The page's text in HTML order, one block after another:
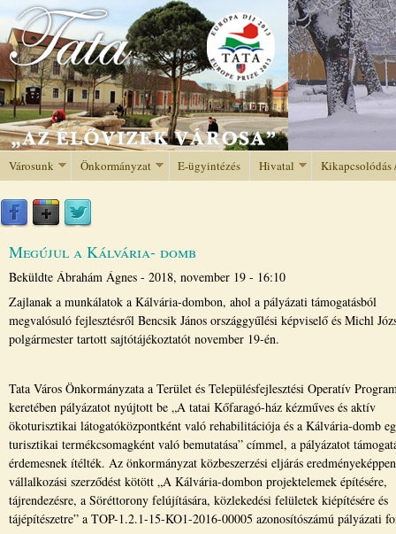
Jump to navigation
Városunk Önkormányzat E-ügyintézés Hivatal Kikapcsolódás
Megújul a Kálvária- domb
Beküldte Ábrahám Ágnes - 2018, november 19 - 16:10
Zajlanak a munkálatok a Kálvária-dombon, ahol a pályázati támogatásból
megvalósuló fejlesztésről Bencsik János országgyűlési képviselő és Michl
polgármester tartott sajtótájékoztatót november 19-én.
Tata Város Önkormányzata a Terület és Településfejlesztési Operatív
keretében pályázatot nyújtott be „A tatai Kőfaragó-ház kézműves és aktív
ökoturisztikai látogatóközpontként való rehabilitációja és a Kálvária-domb
turisztikai termékcsomagként való bemutatása” címmel, a pályázatot
érdemesnek ítélték. Az önkormányzat közbeszerzési eljárás eredményeképpen
vállalkozási szerződést kötött „A Kálvária-dombon projektelemek építésére,
tájrendezésre, a Söréttorony felújítására, közlekedési felületek kiépítésére és
tájépítészetre” a TOP-1.2.1-15-KO1-2016-00005 azonosítószámú pályázati